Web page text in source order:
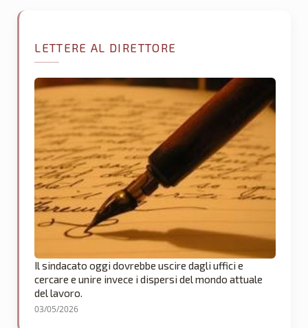
LETTERE AL DIRETTORE
Il sindacato oggi dovrebbe uscire dagli uffici e
cercare e unire invece i dispersi del mondo attuale
del lavoro.
03/05/2026